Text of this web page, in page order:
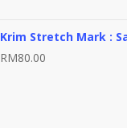
Krim Stretch Mark :
RM80.00